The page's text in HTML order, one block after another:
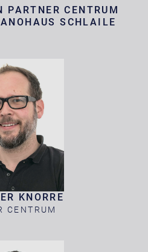
PARTNER CENTRUM
SCHLAILE
KNORRE
CENTRUM